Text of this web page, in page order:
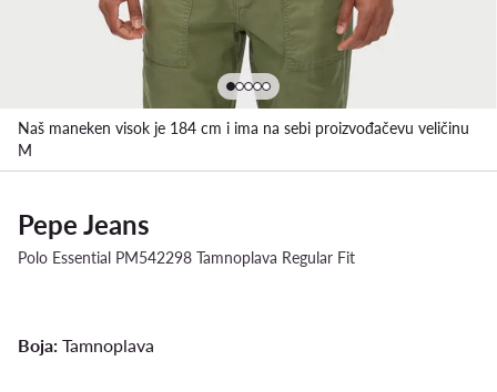
Naš maneken visok je 184 cm i ima na sebi proizvođačevu veličinu
M
Pepe Jeans
Polo Essential PM542298 Tamnoplava Regular Fit
Boja: Tamnoplava